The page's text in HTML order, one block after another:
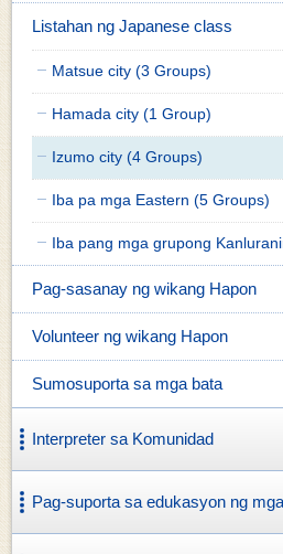
Listahan ng Japanese class
Matsue city (3 Groups)
Hamada city (1 Group)
Izumo city (4 Groups)
Iba pa mga Eastern (5 Groups)
Iba pang mga grupong
Pag-sasanay ng wikang Hapon
Volunteer ng wikang Hapon
Sumosuporta sa mga bata
Interpreter sa Komunidad
Pag-suporta sa edukasyon ng